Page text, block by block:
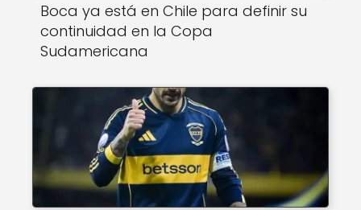
Boca ya está en Chile para definir su
continuidad en la Copa
Sudamericana